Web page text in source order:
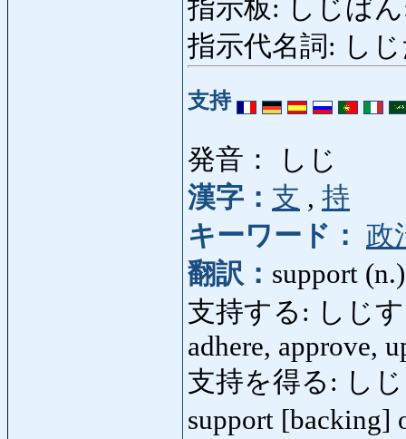
指示板: しじば
指示代名詞: しじ
支持
発音： しじ
漢字： 支 , 持
キーワード： 政
翻訳： support
支持する: しじす
adhere, approve,
支持を得る: しじ
support [backing]